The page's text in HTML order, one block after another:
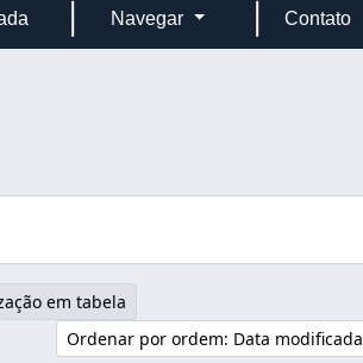
Navegar Contato
em tabela
Ordenar por ordem: Data modificada